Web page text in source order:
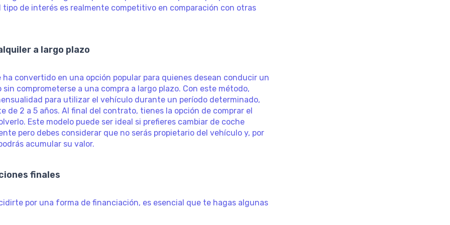
tipo de interés es realmente competitivo en comparación con otras
a largo plazo
ha convertido en una opción popular para quienes desean conducir un
sin comprometerse a una compra a largo plazo. Con este método,
para utilizar el vehículo durante un período determinado,
de 2 a 5 años. Al final del contrato, tienes la opción de comprar el
Este modelo puede ser ideal si prefieres cambiar de coche
pero debes considerar que no serás propietario del vehículo y, por
acumular su valor.
finales
por una forma de financiación, es esencial que te hagas algunas